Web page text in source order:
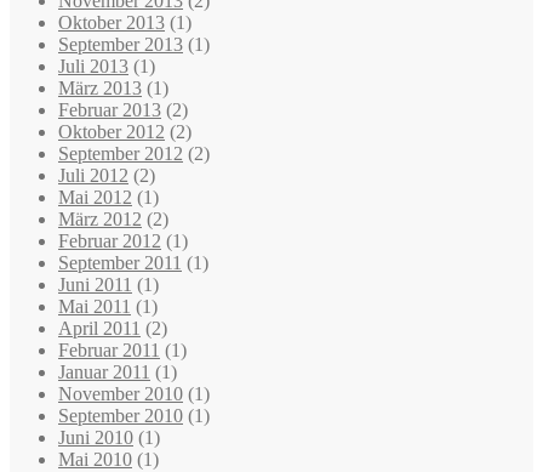
Oktober 2013 (1)
September 2013 (1)
Juli 2013 (1)
März 2013 (1)
Februar 2013 (2)
Oktober 2012 (2)
September 2012 (2)
Juli 2012 (2)
Mai 2012 (1)
März 2012 (2)
Februar 2012 (1)
September 2011 (1)
Juni 2011 (1)
Mai 2011 (1)
April 2011 (2)
Februar 2011 (1)
Januar 2011 (1)
November 2010 (1)
September 2010 (1)
Juni 2010 (1)
Mai 2010 (1)